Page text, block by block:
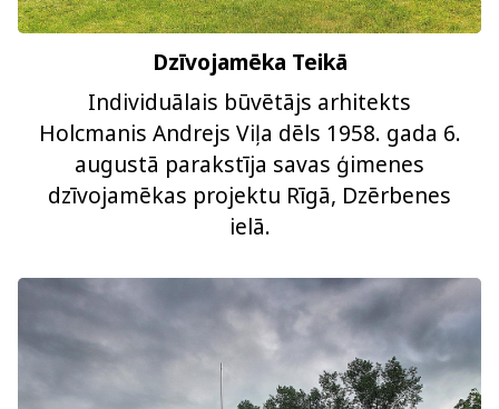
Dzīvojamēka Teikā
Individuālais būvētājs arhitekts
Holcmanis Andrejs Viļa dēls 1958. gada 6.
augustā parakstīja savas ģimenes
dzīvojamēkas projektu Rīgā, Dzērbenes
ielā.